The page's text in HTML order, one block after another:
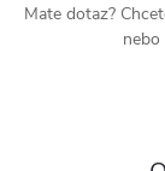
Mate dotaz?